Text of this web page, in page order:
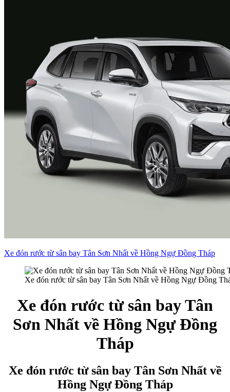
Xe đón rước từ sân bay Tân Sơn Nhất về Hồng Ngự Đồng Tháp
Xe đón rước từ sân bay Tân Sơn Nhất về Hồng Ngự Đồng
Xe đón rước từ sân bay Tân
Sơn Nhất về Hồng Ngự Đồng
Tháp
Xe đón rước từ sân bay Tân Sơn Nhất về
Hồng Ngự Đồng Tháp